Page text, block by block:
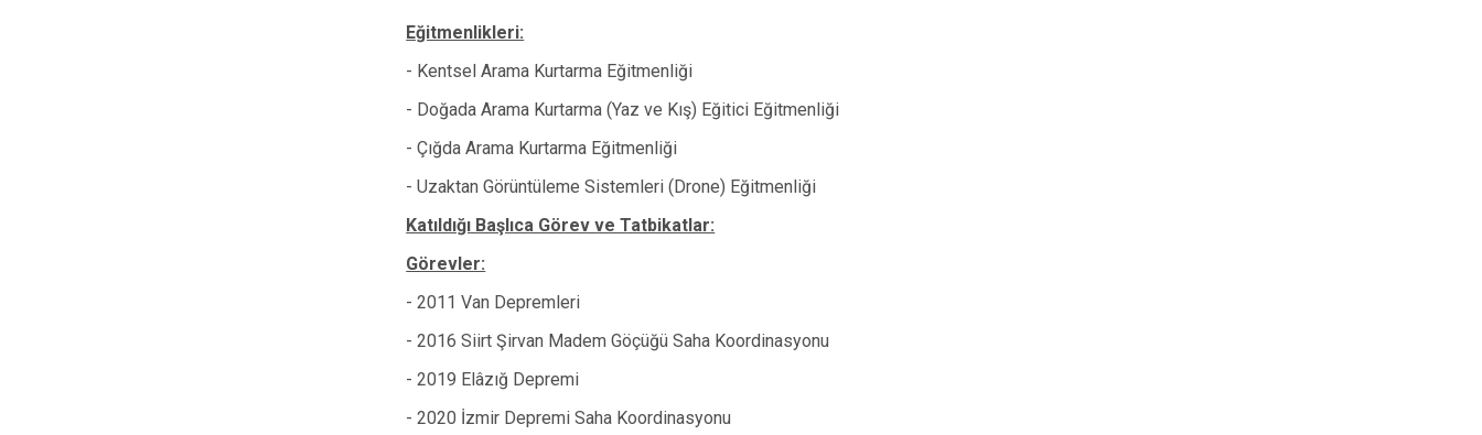
Eğitmenlikleri:
- Kentsel Arama Kurtarma Eğitmenliği
- Doğada Arama Kurtarma (Yaz ve Kış) Eğitici Eğitmenliği
- Çığda Arama Kurtarma Eğitmenliği
- Uzaktan Görüntüleme Sistemleri (Drone) Eğitmenliği
Katıldığı Başlıca Görev ve Tatbikatlar:
Görevler:
- 2011 Van Depremleri
- 2016 Siirt Şirvan Madem Göçüğü Saha Koordinasyonu
- 2019 Elâzığ Depremi
- 2020 İzmir Depremi Saha Koordinasyonu